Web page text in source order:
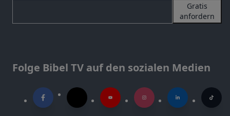
Gratis
anfordern
Folge Bibel TV auf den sozialen Medien